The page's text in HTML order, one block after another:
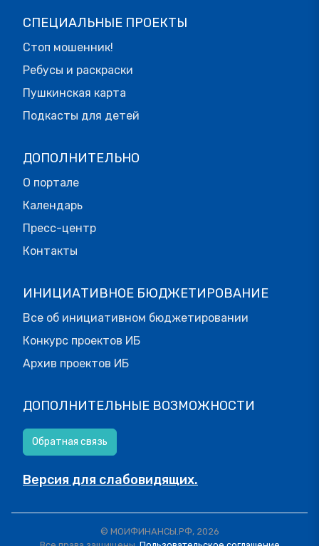
СПЕЦИАЛЬНЫЕ ПРОЕКТЫ
Стоп мошенник!
Ребусы и раскраски
Пушкинская карта
Подкасты для детей
ДОПОЛНИТЕЛЬНО
О портале
Календарь
Пресс-центр
Контакты
ИНИЦИАТИВНОЕ БЮДЖЕТИРОВАНИЕ
Все об инициативном бюджетировании
Конкурс проектов ИБ
Архив проектов ИБ
ДОПОЛНИТЕЛЬНЫЕ ВОЗМОЖНОСТИ
Обратная связь
Версия для слабовидящих.
© МОИФИНАНСЫ.РФ, 2026